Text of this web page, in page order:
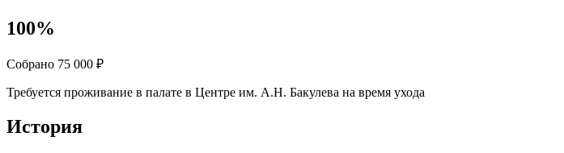
100%
Собрано 75 000 ₽
Требуется проживание в палате в Центре им. А.Н. Бакулева на время ухода
История